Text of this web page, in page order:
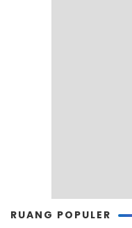
RUANG POPULER